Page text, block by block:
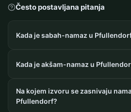
Često postavljana pitanja
Kada je sabah-namaz u
Kada je akšam-namaz u
Na kojem izvoru se zasnivaju
Pfullendorf?